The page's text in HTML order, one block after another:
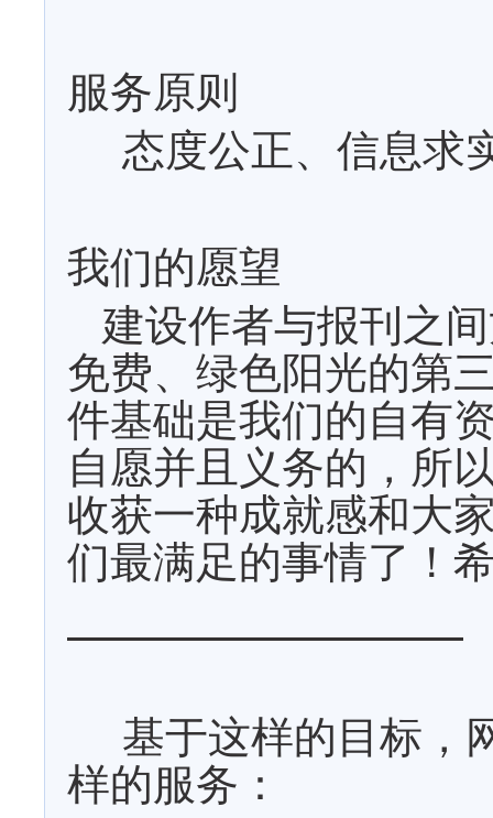
服务原则
态度公正、信息求
我们的愿望
建设作者与报刊之
免费、绿色阳光的第
件基础是我们的自有
自愿并且义务的，所
收获一种成就感和大
们最满足的事情了！
基于这样的目标，
样的服务：